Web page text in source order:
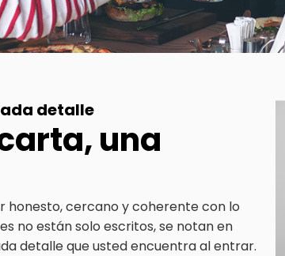
detalle
una
honesto, cercano y coherente con lo
no están solo escritos, se notan en
detalle que usted encuentra al entrar.